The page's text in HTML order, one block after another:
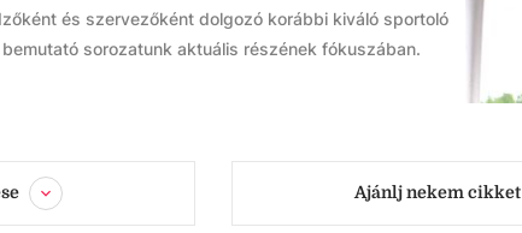
és szervezőként dolgozó korábbi kiváló sportoló
sorozatunk aktuális részének fókuszában.
Ajánlj nekem cikket